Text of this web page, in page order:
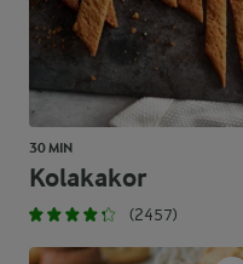
30 MIN
Kolakakor
(2457)